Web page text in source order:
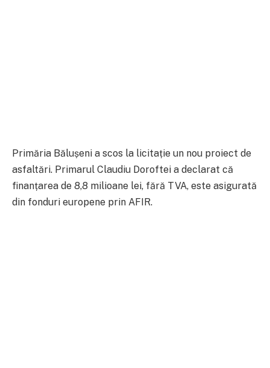
Primăria Bălușeni a scos la licitație un nou proiect de
asfaltări. Primarul Claudiu Doroftei a declarat că
finanțarea de 8,8 milioane lei, fără TVA, este asigurată
din fonduri europene prin AFIR.